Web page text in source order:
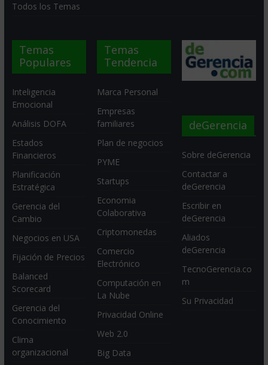
Todos los Temas
Temas
Populares
Inteligencia
Emocional
Análisis DOFA
Estados
Financieros
Planificación
Estratégica
Gerencia del
Cambio
Negocios en USA
Fijación de Precios
Balanced
Scorecard
Gerencia del
Conocimiento
Clima
organizacional
Temas
Tendencia
Marca Personal
Empresas
familiares
Plan de negocios
PYME
Startups
Economia
Colaborativa
Criptomonedas
Comercio
Electrónico
Computación en
La Nube
Privacidad Online
Web 2.0
Big Data
deGerencia
Sobre deGerencia
Contactar a
deGerencia
Escribir en
deGerencia
Aliados
deGerencia
TecnoGerencia.co
m
Su Privacidad